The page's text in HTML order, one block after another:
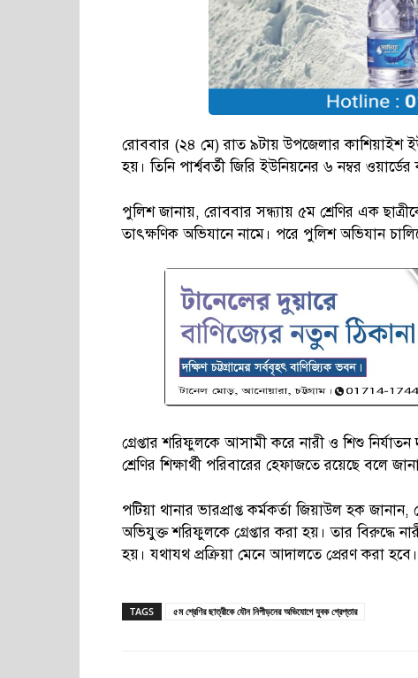
রোববার (২৪ মে) রাত ৯টায় উপজেলার কাশিয়াইশ
হয়। তিনি পার্শ্ববর্তী জিরি ইউনিয়নের ৬ নম্বর
পুলিশ জানায়, রোববার সন্ধ্যায় ৫ম শ্রেণির এক
তাৎক্ষণিক অভিযানে নামে। পরে পুলিশ অভিযান
গ্রেপ্তার শরিফুলকে আসামী করে নারী ও শিশু
শ্রেণির শিক্ষার্থী পরিবারের হেফাজতে রয়েছে বলে
পটিয়া থানার ভারপ্রাপ্ত কর্মকর্তা জিয়াউল হক
অভিযুক্ত শরিফুলকে গ্রেপ্তার করা হয়। তার বিরুদ্ধে
হয়। যথাযথ প্রক্রিয়া মেনে আদালতে প্রেরণ করা
TAGS ৫ম শ্রেণির ছাত্রীকে যৌন নিপীড়নের অভিযোগে যুবক গ্রেপ্তার